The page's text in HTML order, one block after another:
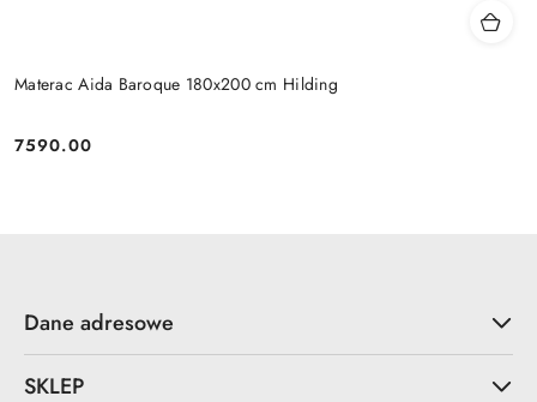
Materac Aida Baroque 180x200 cm Hilding
Cena:
7590.00
Dane adresowe
SKLEP